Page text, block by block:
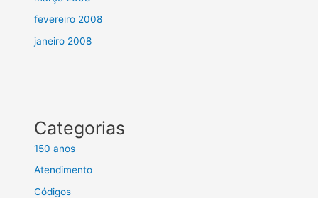
fevereiro 2008
janeiro 2008
Categorias
150 anos
Atendimento
Códigos